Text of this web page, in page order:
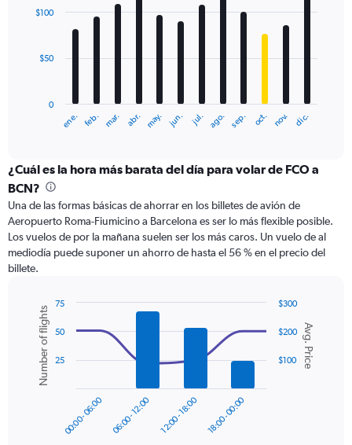
to
with
12
The
categories.
Range:
12
categories.
The
chart
has
1
axis
displaying
values.
Range:
ene. feb. mar. abr. may. jun. jul. ago. sep. oct. nov. dic.
0
$50
$100
¿Cuál es la hora más barata del día para volar de FCO a
BCN?
Una de las formas básicas de ahorrar en los billetes de avión de
Aeropuerto Roma-Fiumicino a Barcelona es ser lo más flexible posible.
Los vuelos de por la mañana suelen ser los más caros. Un vuelo de al
mediodía puede suponer un ahorro de hasta el 56 % en el precio del
billete.
Combination
chart
with
data
series.
Chart
graphic.
Avg. Price
Number of flights
00:00 - 06:00 06:00 - 12:00 12:00 - 18:00 18:00 - 00:00
$100
$200
$300
25
50
75